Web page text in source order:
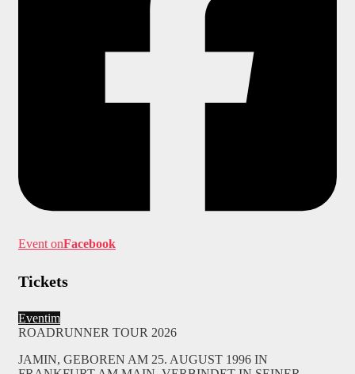
Event onFacebook
Tickets
Eventim
ROADRUNNER TOUR 2026
JAMIN, GEBOREN AM 25. AUGUST 1996 IN